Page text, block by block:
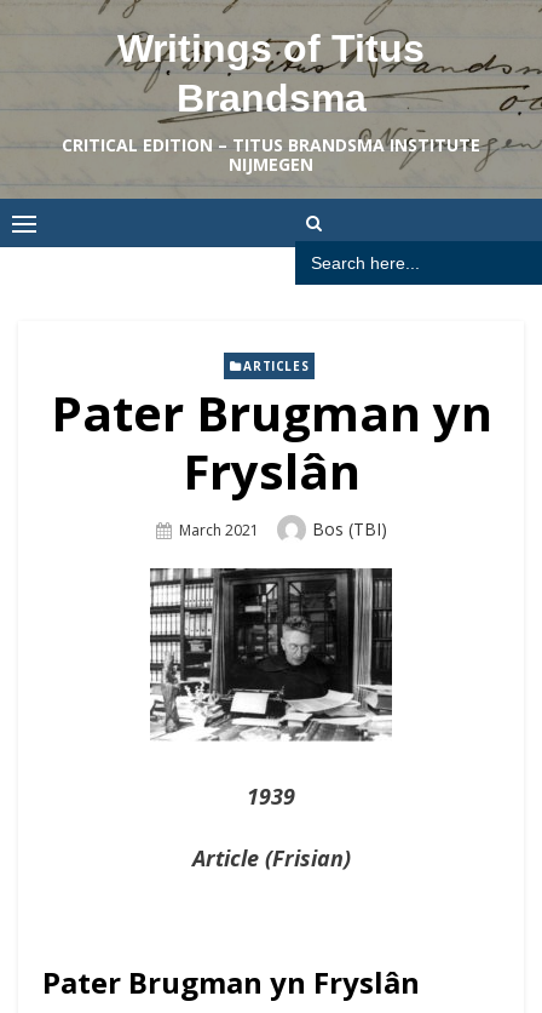
Writings of Titus
Brandsma
CRITICAL EDITION – TITUS BRANDSMA INSTITUTE
NIJMEGEN
Search
for:
ARTICLES
Pater Brugman yn
Fryslân
Posted
March 2021 Author
Bos (TBI)
1939
Article (Frisian)
Pater Brugman yn Fryslân